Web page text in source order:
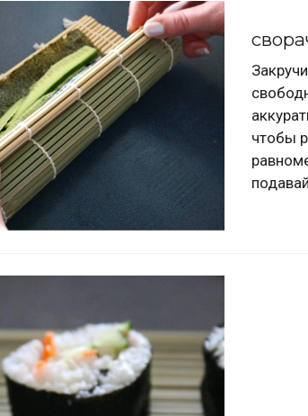
чтобы